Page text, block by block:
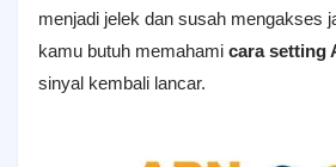
menjadi jelek dan susah mengakses
kamu butuh memahami cara setting
sinyal kembali lancar.